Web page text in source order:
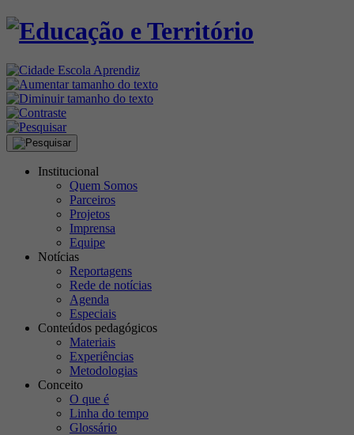
Institucional
Quem Somos
Parceiros
Projetos
Imprensa
Equipe
Notícias
Reportagens
Rede de notícias
Agenda
Especiais
Conteúdos pedagógicos
Materiais
Experiências
Metodologias
Conceito
O que é
Linha do tempo
Glossário